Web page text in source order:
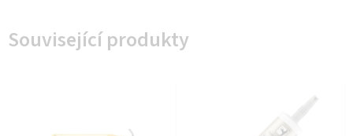
Související produkty